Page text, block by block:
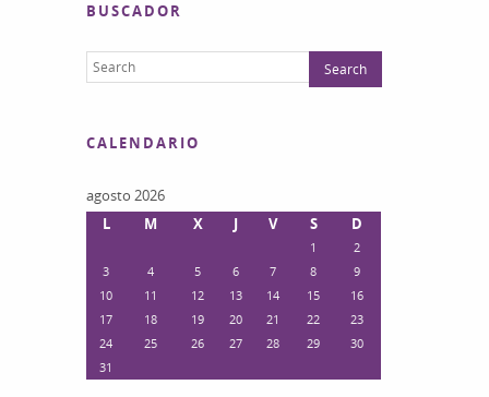
BUSCADOR
CALENDARIO
agosto 2026
L
M X J V S D
1
2
3
4 5 6 7 8
9
10
11 12 13 14 15
16
17
18 19 20 21 22
23
24
25 26 27 28 29
30
31